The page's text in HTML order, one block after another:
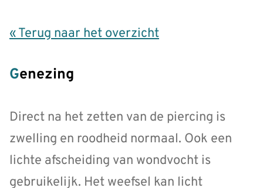
« Terug naar het overzicht
Genezing
Direct na het zetten van de piercing is
zwelling en roodheid normaal. Ook een
lichte afscheiding van wondvocht is
gebruikelijk. Het weefsel kan licht